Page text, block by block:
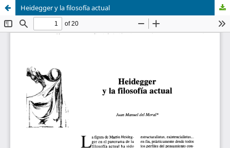
Heidegger y la filosofía actual